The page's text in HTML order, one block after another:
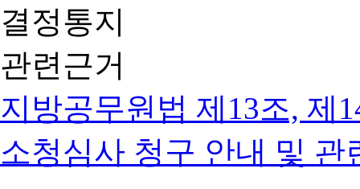
결정통지
관련근거
지방공무원법 제13조, 제
소청심사 청구 안내 및 관